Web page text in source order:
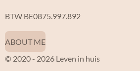
BTW BE0875.997.892
ABOUT ME
© 2020 - 2026 Leven in huis